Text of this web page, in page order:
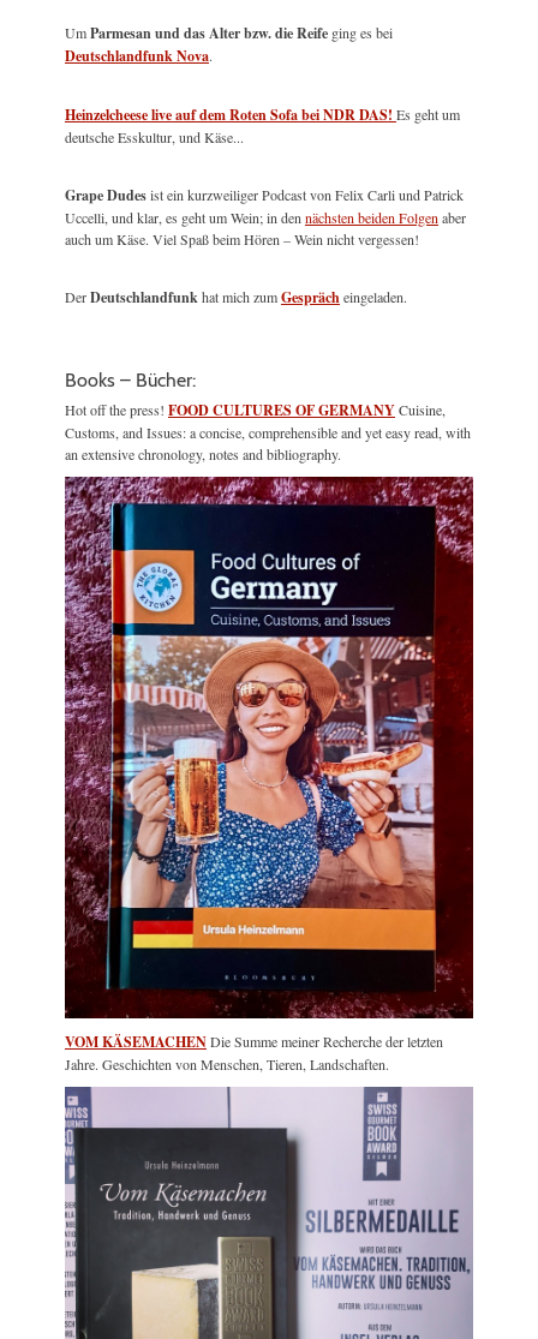
UmParmesan und das Alter bzw. die Reife ging es bei
Deutschlandfunk Nova.
Heinzelcheese live auf dem Roten Sofa bei NDR DAS! Es geht um
deutsche Esskultur, und Käse...
Grape Dudesist ein kurzweiliger Podcast von Felix Carli und Patrick
Uccelli, und klar, es geht um Wein; in den nächsten beiden Folgen aber
auch um Käse. Viel Spaß beim Hören – Wein nicht vergessen!
DerDeutschlandfunkhat mich zumGesprächeingeladen.
Books – Bücher:
Hot off the press! FOOD CULTURES OF GERMANYCuisine,
Customs, and Issues: a concise, comprehensible and yet easy read, with
an extensive chronology, notes and bibliography.
VOM KÄSEMACHENDie Summe meiner Recherche der letzten
Jahre. Geschichten von Menschen, Tieren, Landschaften.